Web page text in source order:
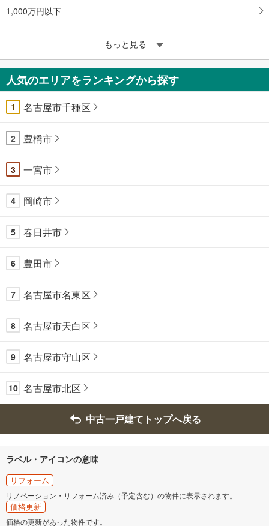
1,000万円以下
もっと見る
人気のエリアをランキングから探す
1 名古屋市千種区
2 豊橋市
3 一宮市
4 岡崎市
5 春日井市
6 豊田市
7 名古屋市名東区
8 名古屋市天白区
9 名古屋市守山区
10 名古屋市北区
中古一戸建てトップへ戻る
ラベル・アイコンの意味
リフォーム
リノベーション・リフォーム済み（予定含む）の物件に表示されます。
価格更新
価格の更新があった物件です。